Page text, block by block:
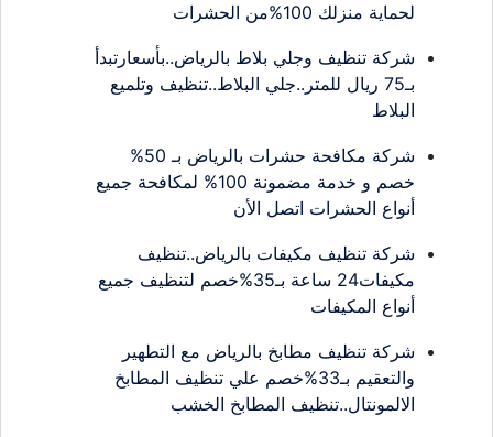
لحماية منزلك 100%من الحشرات
شركة تنظيف وجلي بلاط بالرياض..بأسعارتبدأ
بـ75 ريال للمتر..جلي البلاط..تنظيف وتلميع
البلاط
شركة مكافحة حشرات بالرياض بـ 50%
خصم و خدمة مضمونة 100% لمكافحة جميع
أنواع الحشرات اتصل الأن
شركة تنظيف مكيفات بالرياض..تنظيف
مكيفات24 ساعة بـ35%خصم لتنظيف جميع
أنواع المكيفات
شركة تنظيف مطابخ بالرياض مع التطهير
والتعقيم بـ33%خصم علي تنظيف المطابخ
الالمونتال..تنظيف المطابخ الخشب